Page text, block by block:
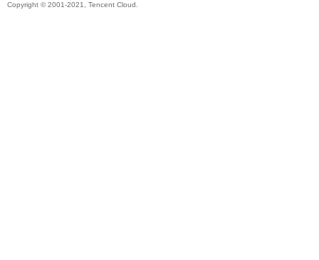
Copyright © 2001-2021, Tencent Cloud.